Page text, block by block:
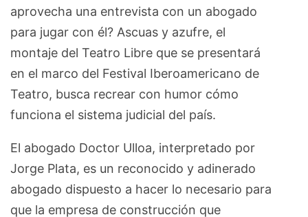
aprovecha una entrevista con un abogado
para jugar con él? Ascuas y azufre, el
montaje del Teatro Libre que se presentará
en el marco del Festival Iberoamericano de
Teatro, busca recrear con humor cómo
funciona el sistema judicial del país.
El abogado Doctor Ulloa, interpretado por
Jorge Plata, es un reconocido y adinerado
abogado dispuesto a hacer lo necesario para
que la empresa de construcción que